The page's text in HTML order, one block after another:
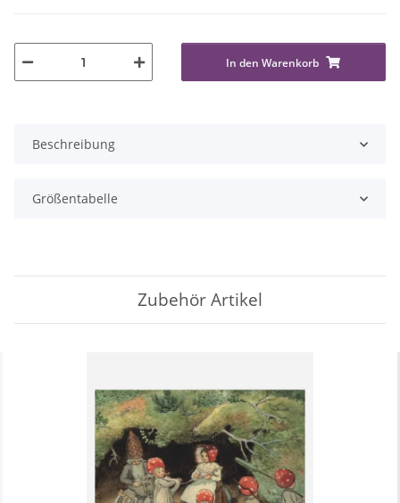
In den Warenkorb
Beschreibung
Größentabelle
Zubehör Artikel